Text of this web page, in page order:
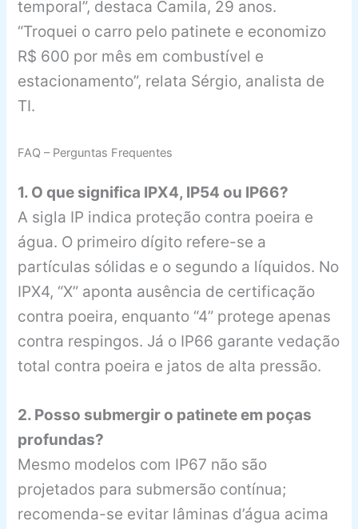
temporal”, destaca Camila, 29 anos.
“Troquei o carro pelo patinete e economizo
R$ 600 por mês em combustível e
estacionamento”, relata Sérgio, analista de
TI.
FAQ – Perguntas Frequentes
1. O que significa IPX4, IP54 ou IP66?
A sigla IP indica proteção contra poeira e
água. O primeiro dígito refere-se a
partículas sólidas e o segundo a líquidos. No
IPX4, “X” aponta ausência de certificação
contra poeira, enquanto “4” protege apenas
contra respingos. Já o IP66 garante vedação
total contra poeira e jatos de alta pressão.
2. Posso submergir o patinete em poças
profundas?
Mesmo modelos com IP67 não são
projetados para submersão contínua;
recomenda-se evitar lâminas d’água acima